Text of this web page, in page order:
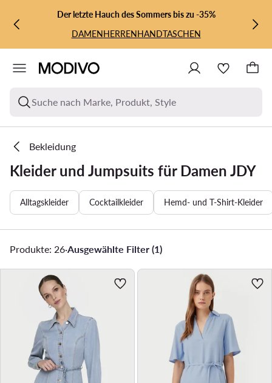
ZUM HAUPTINHALT SPRINGEN
ZUR SUCHEDer letzte Hauch des Sommers bis zu -35%
DAMENHERRENHANDTASCHEN
Suche nach Marke, Produkt, Style
Bekleidung
Kleider und Jumpsuits für Damen JDY
Alltagskleider Cocktailkleider Hemd- und T-Shirt-Kleider
Produkte: 26·Ausgewählte Filter (1)